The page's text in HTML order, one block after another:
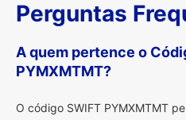
Perguntas
A quem pertence o
PYMXMTMT?
O código SWIFT PYMXMTMT